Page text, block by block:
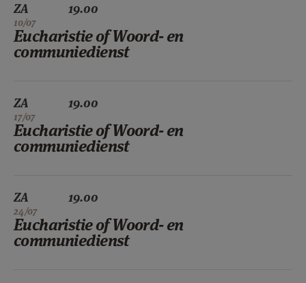
ZA
10/07
19.00
Eucharistie of Woord- en
communiedienst
ZA
17/07
19.00
Eucharistie of Woord- en
communiedienst
ZA
24/07
19.00
Eucharistie of Woord- en
communiedienst